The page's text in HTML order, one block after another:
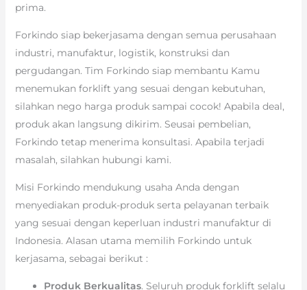
prima.
Forkindo siap bekerjasama dengan semua perusahaan
industri, manufaktur, logistik, konstruksi dan
pergudangan. Tim Forkindo siap membantu Kamu
menemukan forklift yang sesuai dengan kebutuhan,
silahkan nego harga produk sampai cocok! Apabila deal,
produk akan langsung dikirim. Seusai pembelian,
Forkindo tetap menerima konsultasi. Apabila terjadi
masalah, silahkan hubungi kami.
Misi Forkindo mendukung usaha Anda dengan
menyediakan produk-produk serta pelayanan terbaik
yang sesuai dengan keperluan industri manufaktur di
Indonesia. Alasan utama memilih Forkindo untuk
kerjasama, sebagai berikut :
Produk Berkualitas. Seluruh produk forklift selalu